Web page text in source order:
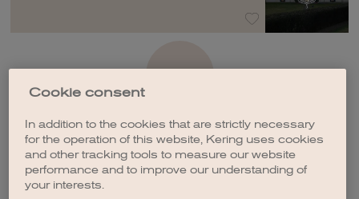
CRÉER UNE ALERTE
Cookie consent
In addition to the cookies that are strictly necessary
for the operation of this website, Kering uses cookies
and other tracking tools to measure our website
performance and to improve our understanding of
your interests.